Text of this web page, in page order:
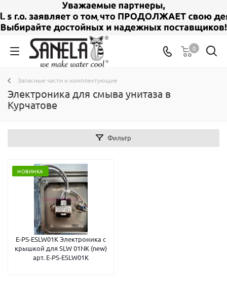
0
Запасные части и комплектующие
Электроника для смыва унитаза в
Курчатове
Фильтр
НОВИНКА
E-PS-ESLW01K Электроника с
крышкой для SLW 01NK (new)
арт. E-PS-ESLW01K